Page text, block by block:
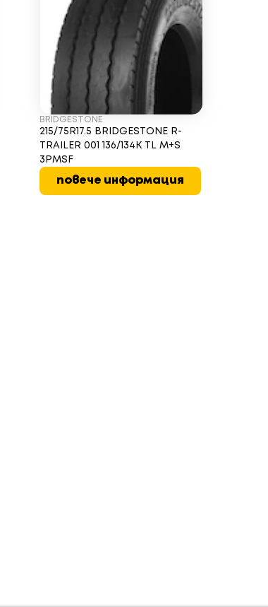
BRIDGESTONE
215/75R17.5 BRIDGESTONE R-
TRAILER 001 136/134K TL M+S
3PMSF
повече информация